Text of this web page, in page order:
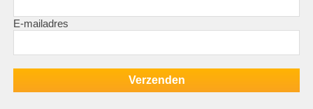
E-mailadres